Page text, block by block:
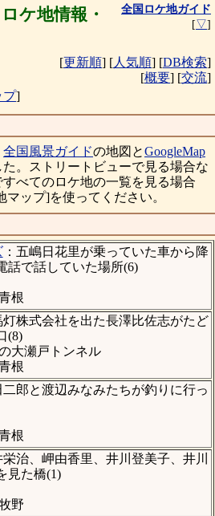
ケ地情報・
全国ロケ地ガイド
[▽]
[更新順] [人気順] [DB検索]
[概要] [交流]
プ]
全国風景ガイドの地図とGoogleMap
。ストリートビューで見る場合な
べてのロケ地の一覧を見る場合
ップ]を使ってください。
：五嶋日花里が乗っていた車から降
話で話していた場所(6)
根
灯株式会社を出た長澤比佐志がたど
(8)
大瀬戸トンネル
根
二郎と渡辺みなみたちが釣りに行っ
根
治、岬由香里、井川登美子、井川
見た橋(1)
野